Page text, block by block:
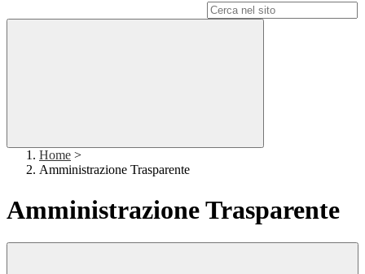
Home >
Amministrazione Trasparente
Amministrazione Trasparente